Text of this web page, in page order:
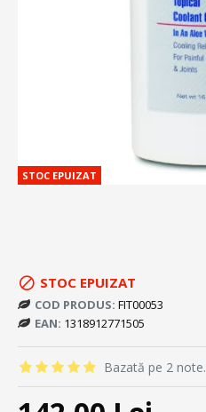
STOC EPUIZAT
STOC EPUIZAT
COD PRODUS: FIT00053
EAN: 1318912771505
Bazată pe 2 note.